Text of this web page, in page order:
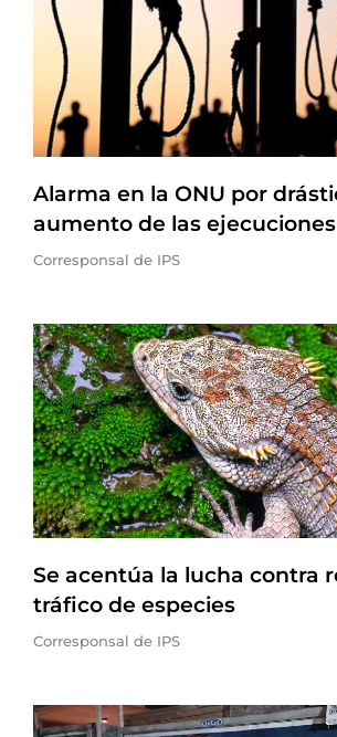
Alarma en la ONU por
aumento de las
Corresponsal de IPS
Se acentúa la lucha contra
tráfico de especies
Corresponsal de IPS